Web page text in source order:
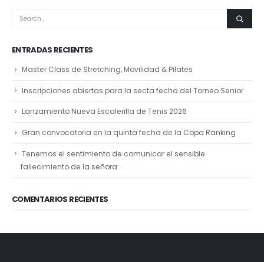
ENTRADAS RECIENTES
Master Class de Stretching, Movilidad & Pilates
Inscripciones abiertas para la secta fecha del Torneo Senior
Lanzamiento Nueva Escalerilla de Tenis 2026
Gran convocatoria en la quinta fecha de la Copa Ranking
Tenemos el sentimiento de comunicar el sensible
fallecimiento de la señora:
COMENTARIOS RECIENTES